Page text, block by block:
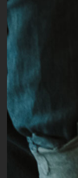
O